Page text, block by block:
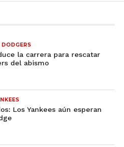
DODGERS
la carrera para rescatar
del abismo
Los Yankees aún esperan